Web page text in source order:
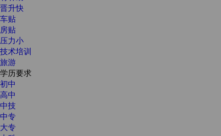
晋升快
车贴
房贴
压力小
技术培训
旅游
学历要求
初中
高中
中技
中专
大专